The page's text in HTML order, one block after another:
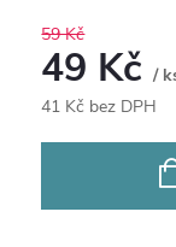
59 Kč
49 Kč/
41 Kč bez DPH